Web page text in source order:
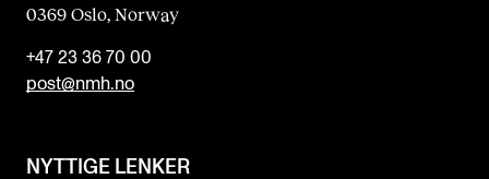
0369 Oslo, Norway
+47 23 36 70 00
post@nmh.no
NYTTIGE LENKER